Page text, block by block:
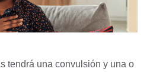
tendrá una convulsión y una o